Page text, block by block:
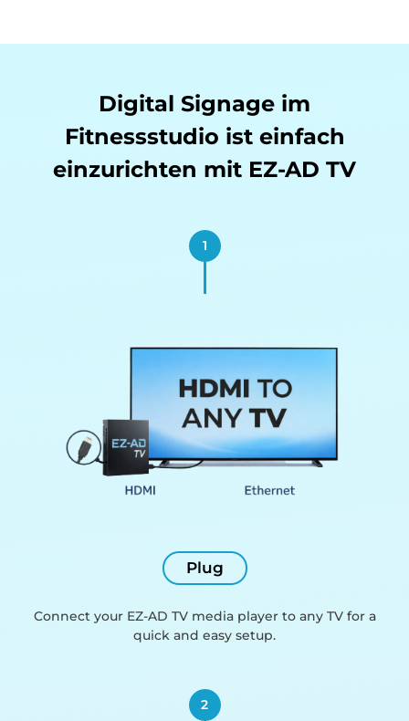
Digital Signage im
Fitnessstudio ist einfach
einzurichten mit EZ-AD TV
1
Plug
Connect your EZ-AD TV media player to any TV for a
quick and easy setup.
2